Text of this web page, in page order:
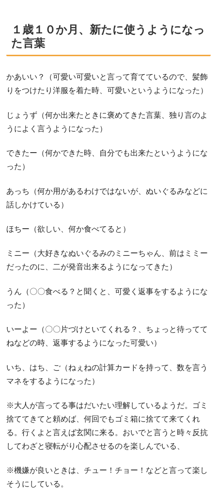
１歳１０か月、新たに使うようになっ
た言葉
かあいい？（可愛い可愛いと言って育てているので、髪飾
りをつけたり洋服を着た時、可愛いというようになった）
じょうず（何か出来たときに褒めてきた言葉、独り言のよ
うによく言うようになった）
できたー（何かできた時、自分でも出来たというようにな
った）
あっち（何か用があるわけではないが、ぬいぐるみなどに
話しかけている）
ほちー（欲しい、何か食べてると）
ミニー（大好きなぬいぐるみのミニーちゃん、前はミミー
だったのに、二が発音出来るようになってきた）
うん（〇〇食べる？と聞くと、可愛く返事をするようにな
った）
いーよー（〇〇片づけといてくれる？、ちょっと待ってて
ねなどの時、返事するようになった可愛い）
いち、はち、ご（ねぇねの計算カードを持って、数を言う
マネをするようになった）
※大人が言ってる事はだいたい理解しているようだ。ゴミ
捨ててきてと頼めば、何回でもゴミ箱に捨てて来てくれ
る。行くよと言えば玄関に来る。おいでと言うと時々反抗
してわざと寝転がり心配させるのを楽しんでいる、
※機嫌が良いときは、チュー！チョー！などと言って楽し
そうにしている。